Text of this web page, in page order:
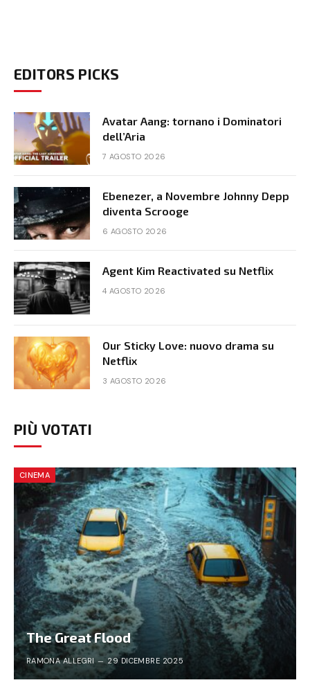
EDITORS PICKS
Avatar Aang: tornano i Dominatori
dell’Aria
7 AGOSTO 2026
Ebenezer, a Novembre Johnny Depp
diventa Scrooge
6 AGOSTO 2026
Agent Kim Reactivated su Netflix
4 AGOSTO 2026
Our Sticky Love: nuovo drama su
Netflix
3 AGOSTO 2026
PIÙ VOTATI
CINEMA
The Great Flood
RAMONA ALLEGRI 29 DICEMBRE 2025